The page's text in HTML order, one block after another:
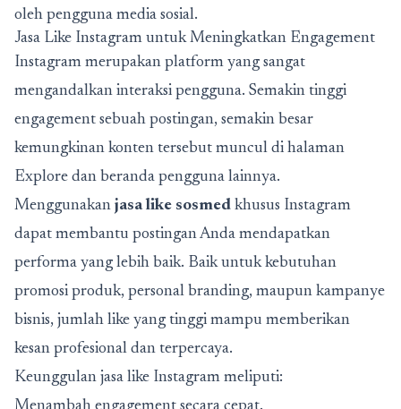
oleh pengguna media sosial.
Jasa Like Instagram untuk Meningkatkan Engagement
Instagram merupakan platform yang sangat
mengandalkan interaksi pengguna. Semakin tinggi
engagement sebuah postingan, semakin besar
kemungkinan konten tersebut muncul di halaman
Explore dan beranda pengguna lainnya.
Menggunakan jasa like sosmed khusus Instagram
dapat membantu postingan Anda mendapatkan
performa yang lebih baik. Baik untuk kebutuhan
promosi produk, personal branding, maupun kampanye
bisnis, jumlah like yang tinggi mampu memberikan
kesan profesional dan terpercaya.
Keunggulan jasa like Instagram meliputi: